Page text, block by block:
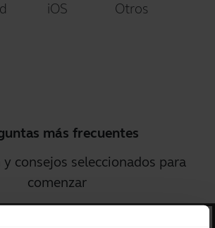
iOS Otros
más frecuentes
consejos seleccionados para
comenzar